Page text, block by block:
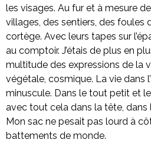
les visages. Au fur et à mesure
villages, des sentiers, des foules
cortège. Avec leurs tapes sur
au comptoir. J’étais de plus en
multitude des expressions de la
végétale, cosmique. La vie dans
minuscule. Dans le tout petit et
avec tout cela dans la tête, dans
Mon sac ne pesait pas lourd à
battements de monde.